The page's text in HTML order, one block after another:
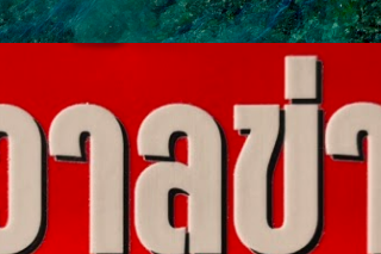
ข้ามไปที่เนื้อหาหลัก